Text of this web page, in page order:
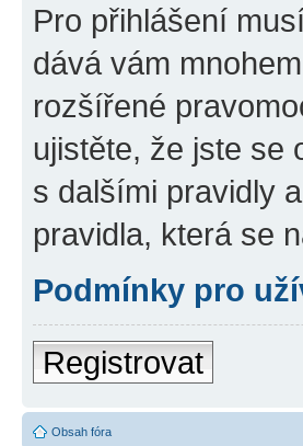
Pro přihlášení
dává vám
rozšířené
ujistěte, že jste se
s dalšími pravidly
pravidla, která se
Podmínky pro
Registrovat
Obsah fóra